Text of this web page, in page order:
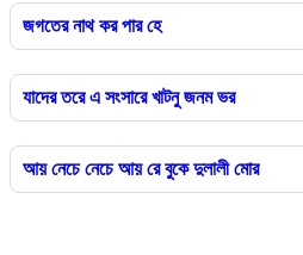
জগতের নাথ কর পার হে
যাদের তরে এ সংসারে খাটনু জনম ভর
আয় নেচে নেচে আয় রে বুকে দুলালী মোর